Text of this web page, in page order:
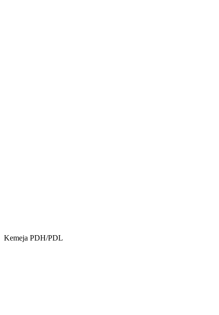
Kemeja PDH/PDL